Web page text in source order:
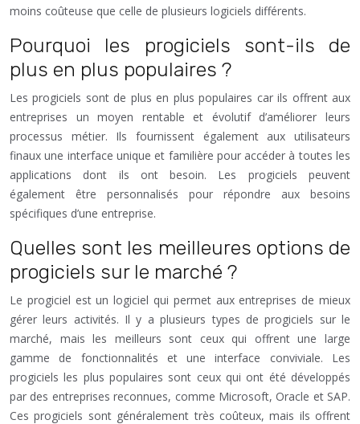
moins coûteuse que celle de plusieurs logiciels différents.
Pourquoi les progiciels sont-ils de
plus en plus populaires ?
Les progiciels sont de plus en plus populaires car ils offrent aux
entreprises un moyen rentable et évolutif d’améliorer leurs
processus métier. Ils fournissent également aux utilisateurs
finaux une interface unique et familière pour accéder à toutes les
applications dont ils ont besoin. Les progiciels peuvent
également être personnalisés pour répondre aux besoins
spécifiques d’une entreprise.
Quelles sont les meilleures options de
progiciels sur le marché ?
Le progiciel est un logiciel qui permet aux entreprises de mieux
gérer leurs activités. Il y a plusieurs types de progiciels sur le
marché, mais les meilleurs sont ceux qui offrent une large
gamme de fonctionnalités et une interface conviviale. Les
progiciels les plus populaires sont ceux qui ont été développés
par des entreprises reconnues, comme Microsoft, Oracle et SAP.
Ces progiciels sont généralement très coûteux, mais ils offrent